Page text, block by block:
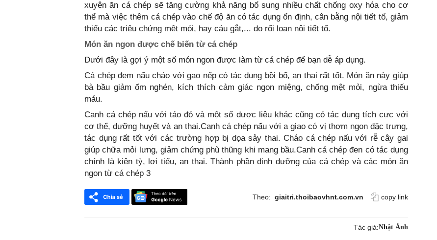
xuyên ăn cá chép sẽ tăng cường khả năng bổ sung nhiều chất chống oxy hóa cho cơ
thể mà việc thêm cá chép vào chế độ ăn có tác dụng ổn định, cân bằng nội tiết tố, giảm
thiểu các triệu chứng mệt mỏi, hay cáu gắt,... do rối loạn nội tiết tố.
Món ăn ngon được chế biến từ cá chép
Dưới đây là gợi ý một số món ngon được làm từ cá chép để bạn dễ áp dụng.
Cá chép đem nấu cháo với gạo nếp có tác dụng bồi bổ, an thai rất tốt. Món ăn này giúp
bà bầu giảm ốm nghén, kích thích cảm giác ngon miệng, chống mệt mỏi, ngừa thiếu
máu.
Canh cá chép nấu với táo đỏ và một số dược liệu khác cũng có tác dụng tích cực với
cơ thể, dưỡng huyết và an thai.Canh cá chép nấu với a giao có vị thơm ngon đặc trưng,
tác dụng rất tốt với các trường hợp bị dọa sảy thai. Cháo cá chép nấu với rễ cây gai
giúp chữa mỏi lưng, giảm chứng phù thũng khi mang bầu.Canh cá chép đen có tác dụng
chính là kiện tỳ, lợi tiểu, an thai. Thành phần dinh dưỡng của cá chép và các món ăn
ngon từ cá chép 3
Theo: giaitri.thoibaovhnt.com.vn copy link
Tác giả:Nhật Ánh